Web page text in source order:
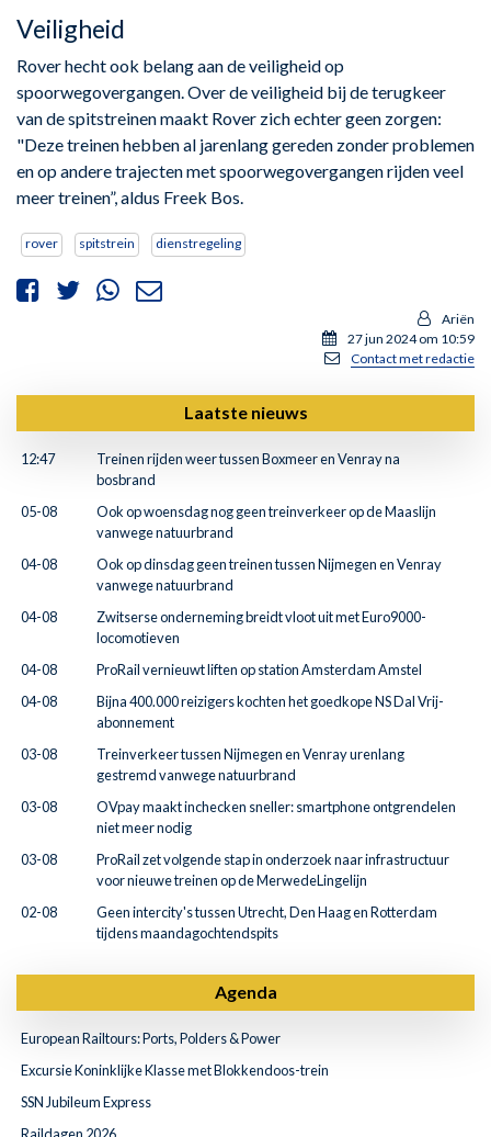
Veiligheid
Rover hecht ook belang aan de veiligheid op
spoorwegovergangen. Over de veiligheid bij de terugkeer
van de spitstreinen maakt Rover zich echter geen zorgen:
"Deze treinen hebben al jarenlang gereden zonder problemen
en op andere trajecten met spoorwegovergangen rijden veel
meer treinen”, aldus Freek Bos.
rover spitstrein dienstregeling
Ariën
27 jun 2024 om 10:59
Contact met redactie
Laatste nieuws
12:47
Treinen rijden weer tussen Boxmeer en Venray na
bosbrand
05-08
Ook op woensdag nog geen treinverkeer op de Maaslijn
vanwege natuurbrand
04-08
Ook op dinsdag geen treinen tussen Nijmegen en Venray
vanwege natuurbrand
04-08
Zwitserse onderneming breidt vloot uit met Euro9000-
locomotieven
04-08
ProRail vernieuwt liften op station Amsterdam Amstel
04-08
Bijna 400.000 reizigers kochten het goedkope NS Dal Vrij-
abonnement
03-08
Treinverkeer tussen Nijmegen en Venray urenlang
gestremd vanwege natuurbrand
03-08
OVpay maakt inchecken sneller: smartphone ontgrendelen
niet meer nodig
03-08
ProRail zet volgende stap in onderzoek naar infrastructuur
voor nieuwe treinen op de MerwedeLingelijn
02-08
Geen intercity's tussen Utrecht, Den Haag en Rotterdam
tijdens maandagochtendspits
Agenda
European Railtours: Ports, Polders & Power
Excursie Koninklijke Klasse met Blokkendoos-trein
SSN Jubileum Express
Raildagen 2026